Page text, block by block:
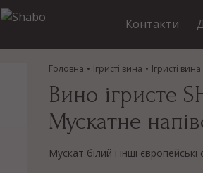
Контакти
Головна Ігристі вина Ігристі вина
Вино ігристе
Мускатне
Мускат білий і інші